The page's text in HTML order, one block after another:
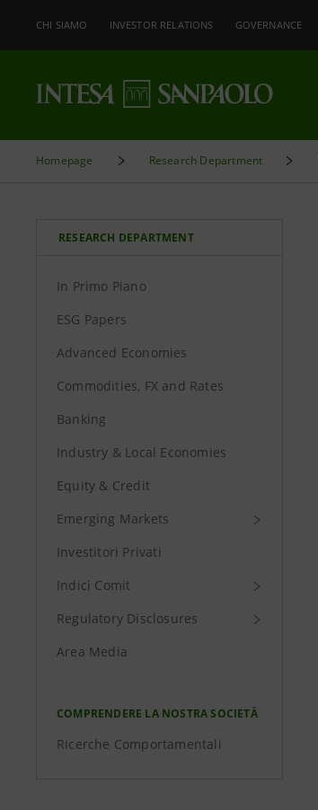
CHI SIAMO INVESTOR RELATIONS GOVERNANCE
Homepage Research Department
RESEARCH DEPARTMENT
In Primo Piano
ESG Papers
Advanced Economies
Commodities, FX and Rates
Banking
Industry & Local Economies
Equity & Credit
Emerging Markets
Investitori Privati
Indici Comit
Regulatory Disclosures
Area Media
COMPRENDERE LA NOSTRA SOCIETÀ
Ricerche Comportamentali